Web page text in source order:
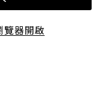
覽器開啟